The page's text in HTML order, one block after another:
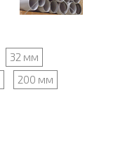
32 мм
200 мм